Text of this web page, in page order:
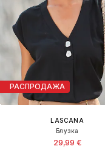
РАСПРОДАЖА
LASCANA
Блузка
29,99 €